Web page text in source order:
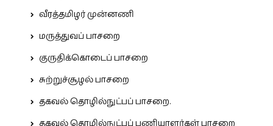
வீரத்தமிழர் முன்னணி
மருத்துவப் பாசறை
குருதிக்கொடைப் பாசறை
சுற்றுச்சூழல் பாசறை
தகவல் தொழில்நுட்பப் பாசறை.